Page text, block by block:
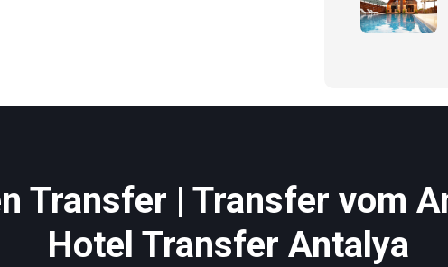
Transfer | Transfer vom
Hotel Transfer Antalya